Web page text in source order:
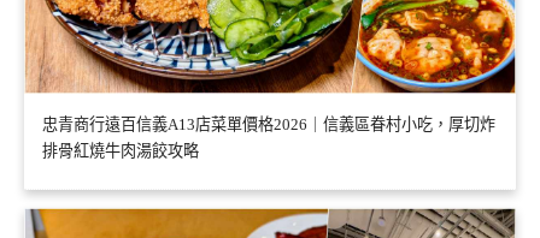
忠青商行遠百信義A13店菜單價格2026｜信義區眷村小吃，厚切炸
排骨紅燒牛肉湯餃攻略